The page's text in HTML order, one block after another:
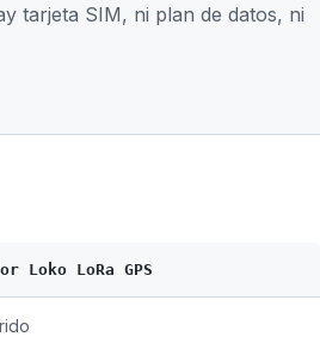
tarjeta SIM, ni plan de datos, ni
Loko LoRa GPS